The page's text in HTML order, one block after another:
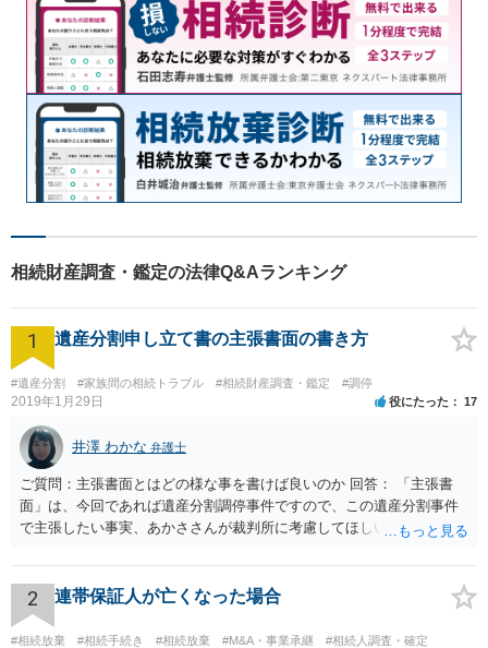
相続財産調査・鑑定の法律Q&Aランキング
1 遺産分割申し立て書の主張書面の書き方
#遺産分割 #家族間の相続トラブル #相続財産調査・鑑定 #調停
2019年1月29日 役にたった 17
井澤 わかな 弁護士
ご質問：主張書面とはどの様な事を書けば良いのか 回答： 「主張書
面」は、今回であれば遺産分割調停事件ですので、この遺産分割事件
で主張したい事実、あかささんが裁判所に考慮してほしいと思う、亡
ります。 もし、主張したい事実や考慮してほしい事情に関連して
資料を持っているようであれば、主張書面とは別で提出できます。も
し、お姉さんに見られたくないような資料がある場合、「非開示の希
望に関する申出書」と共に提出することも考えられます。 ご質問：書
2 連帯保証人が亡くなった場合
#相続放棄 #相続手続き #相続放棄 #M&A・事業承継
#相続人調査・確定